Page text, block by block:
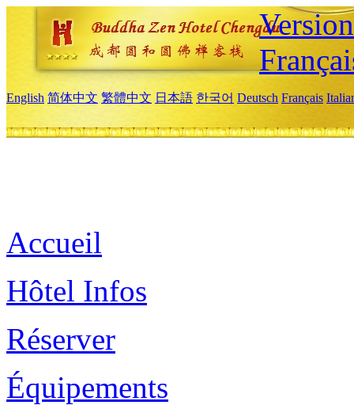
English 简体中文 繁體中文 日本語 한국어 Deutsch Français
Accueil
Hôtel Infos
Réserver
Équipements